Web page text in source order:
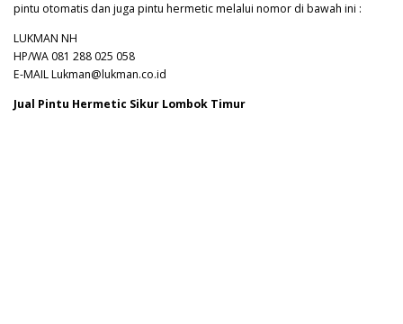
pintu otomatis dan juga pintu hermetic melalui nomor di bawah ini :
LUKMAN NH
HP/WA 081 288 025 058
E-MAIL Lukman@lukman.co.id
Jual Pintu Hermetic Sikur Lombok Timur